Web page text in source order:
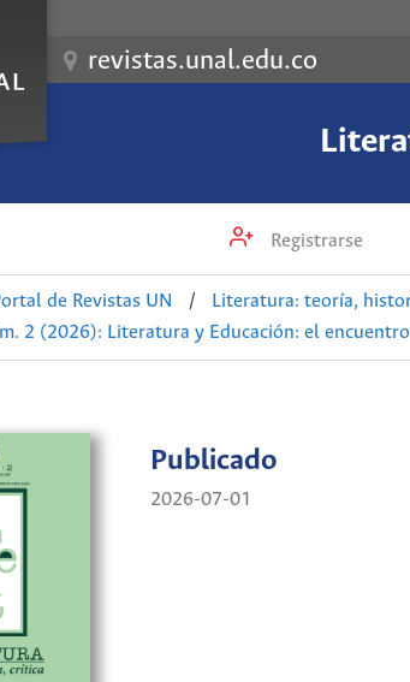
revistas.unal.edu.co
Registrarse
de Revistas UN / Literatura: teoría,
2 (2026): Literatura y Educación: el
Publicado
2026-07-01